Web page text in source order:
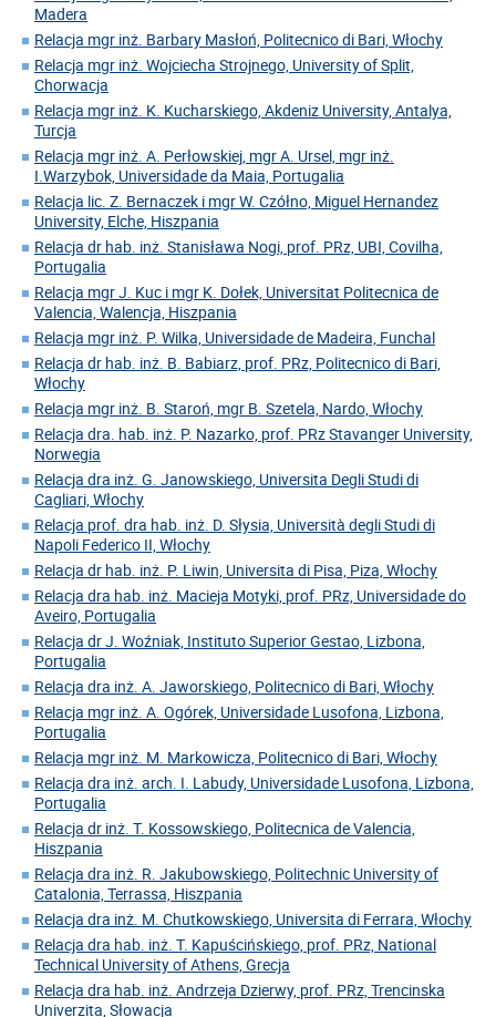
Madera
Relacja mgr inż. Barbary Masłoń, Politecnico di Bari, Włochy
Relacja mgr inż. Wojciecha Strojnego, University of Split,
Chorwacja
Relacja mgr inż. K. Kucharskiego, Akdeniz University, Antalya,
Turcja
Relacja mgr inż. A. Perłowskiej, mgr A. Ursel, mgr inż.
I.Warzybok, Universidade da Maia, Portugalia
Relacja lic. Z. Bernaczek i mgr W. Czółno, Miguel Hernandez
University, Elche, Hiszpania
Relacja dr hab. inż. Stanisława Nogi, prof. PRz, UBI, Covilha,
Portugalia
Relacja mgr J. Kuc i mgr K. Dołek, Universitat Politecnica de
Valencia, Walencja, Hiszpania
Relacja mgr inż. P. Wilka, Universidade de Madeira, Funchal
Relacja dr hab. inż. B. Babiarz, prof. PRz, Politecnico di Bari,
Włochy
Relacja mgr inż. B. Staroń, mgr B. Szetela, Nardo, Włochy
Relacja dra. hab. inż. P. Nazarko, prof. PRz Stavanger University,
Norwegia
Relacja dra inż. G. Janowskiego, Universita Degli Studi di
Cagliari, Włochy
Relacja prof. dra hab. inż. D. Słysia, Università degli Studi di
Napoli Federico II, Włochy
Relacja dr hab. inż. P. Liwin, Universita di Pisa, Piza, Włochy
Relacja dra hab. inż. Macieja Motyki, prof. PRz, Universidade do
Aveiro, Portugalia
Relacja dr J. Woźniak, Instituto Superior Gestao, Lizbona,
Portugalia
Relacja dra inż. A. Jaworskiego, Politecnico di Bari, Włochy
Relacja mgr inż. A. Ogórek, Universidade Lusofona, Lizbona,
Portugalia
Relacja mgr inż. M. Markowicza, Politecnico di Bari, Włochy
Relacja dra inż. arch. I. Labudy, Universidade Lusofona, Lizbona,
Portugalia
Relacja dr inż. T. Kossowskiego, Politecnica de Valencia,
Hiszpania
Relacja dra inż. R. Jakubowskiego, Politechnic University of
Catalonia, Terrassa, Hiszpania
Relacja dra inż. M. Chutkowskiego, Universita di Ferrara, Włochy
Relacja dra hab. inż. T. Kapuścińskiego, prof. PRz, National
Technical University of Athens, Grecja
Relacja dra hab. inż. Andrzeja Dzierwy, prof. PRz, Trencinska
Univerzita, Słowacja